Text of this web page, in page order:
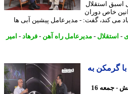
استقلال
خاص دوران
کند، گفت: - مدیرعامل پیشین آبی ها
-مدیرعامل راه آهن -فرهاد-امیر
به
40 ساعت پیش - جمعه 16